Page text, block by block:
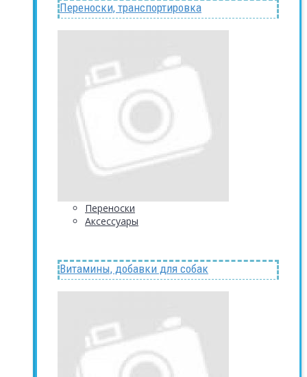
Переноски, транспортировка
Переноски
Аксессуары
Витамины, добавки для собак